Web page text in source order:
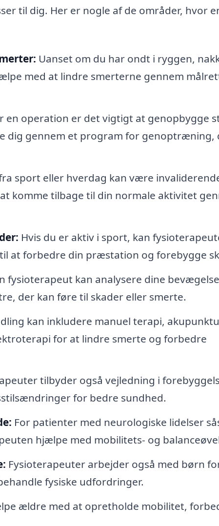
til dig. Her er nogle af de områder, hvor
Uanset om du har ondt i ryggen,
med at lindre smerterne gennem
en operation er det vigtigt at genopbygge
dig gennem et program for genoptræning,
sport eller hverdag kan være
komme tilbage til din normale aktivitet
Hvis du er aktiv i sport, kan
at forbedre din præstation og forebygge
fysioterapeut kan analysere dine
der kan føre til skader eller smerte.
kan inkludere manuel terapi,
for at lindre smerte og forbedre
tilbyder også vejledning i
for bedre sundhed.
For patienter med neurologiske lidelser
hjælpe med mobilitets- og
Fysioterapeuter arbejder også med børn
fysiske udfordringer.
ældre med at opretholde mobilitet,